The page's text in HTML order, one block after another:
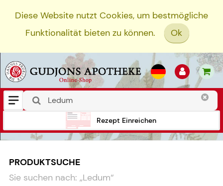
Diese Website nutzt Cookies, um bestmögliche
Funktionalität bieten zu können.
Ok
Rezept Einreichen
PRODUKTSUCHE
Sie suchen nach: „Ledum“